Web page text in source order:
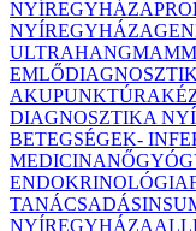
NYÍREGYHÁZA
NYÍREGYHÁZA
ULTRAHANG
AKUPUNKTÚRA
DIAGNOSZTIKA
BETEGSÉGEK-
MEDICINA
ENDOKRINOLÓGIA
TANÁCSADÁS
NYÍREGYHÁZA